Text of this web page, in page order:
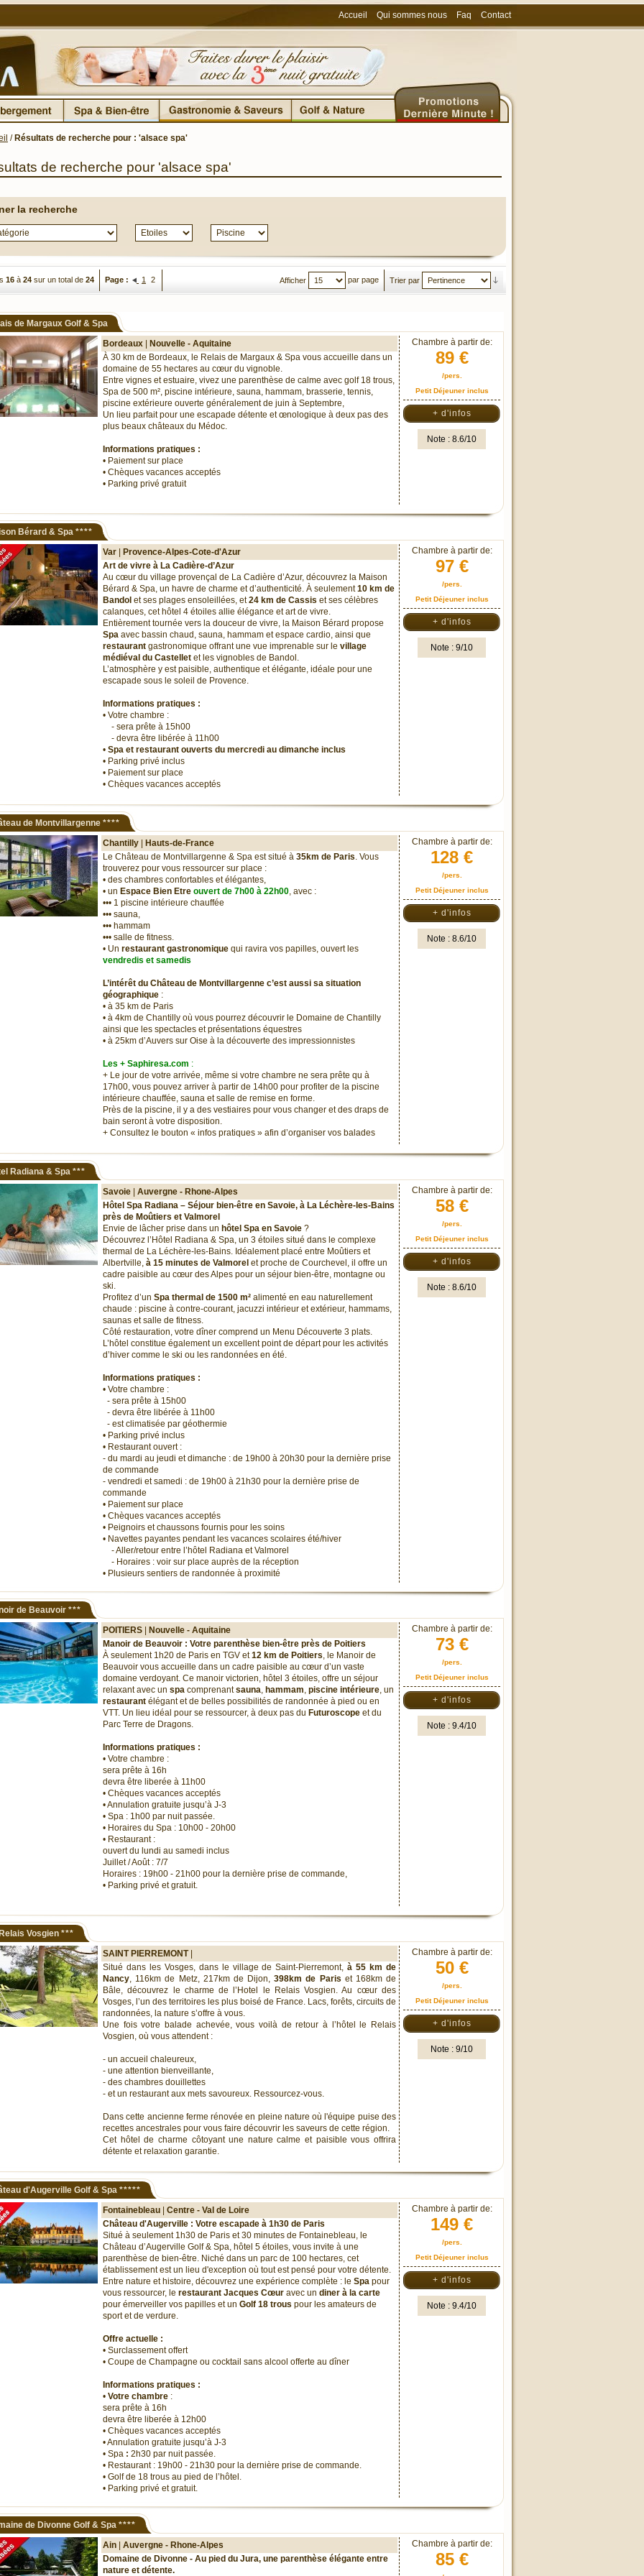
Accueil Qui sommes nous Faq Contact
/ Résultats de recherche pour : 'alsace spa'
de recherche pour 'alsace spa'
la recherche
16 à 24 sur un total de 24 Page : 1 2 Trier par
Afficher par page
de Margaux Golf & Spa
Bordeaux
Nouvelle - Aquitaine
À 30 km de Bordeaux, le Relais de Margaux & Spa vous accueille dans un
domaine de 55 hectares au cœur du vignoble.
Entre vignes et estuaire, vivez une parenthèse de calme avec golf 18 trous,
Spa de 500 m², piscine intérieure, sauna, hammam, brasserie, tennis,
piscine extérieure ouverte généralement de juin à Septembre,
Un lieu parfait pour une escapade détente et œnologique à deux pas des
plus beaux châteaux du Médoc.
Informations pratiques :
• Paiement sur place
• Chèques vacances acceptés
• Parking privé gratuit
Chambre à partir de:
89 €
/pers.
Petit Déjeuner inclus
+ d'infos
Note : 8.6/10
Bérard & Spa ****
Var
Provence-Alpes-Cote-d'Azur
Art de vivre à La Cadière-d’Azur
Au cœur du village provençal de La Cadière d’Azur, découvrez la Maison
Bérard & Spa, un havre de charme et d’authenticité. À seulement10 km de
Bandol et ses plages ensoleillées, et24 km de Cassis et ses célèbres
calanques, cet hôtel 4 étoiles allie élégance et art de vivre.
Entièrement tournée vers la douceur de vivre, la Maison Bérard propose
Spa avec bassin chaud, sauna, hammam et espace cardio, ainsi que
restaurant gastronomique offrant une vue imprenable sur le village
médiéval du Castellet et les vignobles de Bandol.
L’atmosphère y est paisible, authentique et élégante, idéale pour une
escapade sous le soleil de Provence.
Informations pratiques :
• Votre chambre :
- sera prête à 15h00
- devra être libérée à 11h00
• Spa et restaurant ouverts du mercredi au dimanche inclus
• Parking privé inclus
• Paiement sur place
• Chèques vacances acceptés
Chambre à partir de:
97 €
/pers.
Petit Déjeuner inclus
+ d'infos
Note : 9/10
de Montvillargenne ****
Chantilly
Hauts-de-France
Le Château de Montvillargenne & Spa est situé à 35km de Paris. Vous
trouverez pour vous ressourcer sur place :
• des chambres confortables et élégantes,
• un Espace Bien Etre ouvert de 7h00 à 22h00, avec :
••• 1 piscine intérieure chauffée
••• sauna,
••• hammam
••• salle de fitness.
• Un restaurant gastronomique qui ravira vos papilles, ouvert les
vendredis et samedis
L’intérêt du Château de Montvillargenne c’est aussi sa situation
géographique :
• à 35 km de Paris
• à 4km de Chantilly où vous pourrez découvrir le Domaine de Chantilly
ainsi que les spectacles et présentations équestres
• à 25km d’Auvers sur Oise à la découverte des impressionnistes
Les + Saphiresa.com :
+ Le jour de votre arrivée, même si votre chambre ne sera prête qu à
17h00, vous pouvez arriver à partir de 14h00 pour profiter de la piscine
intérieure chauffée, sauna et salle de remise en forme.
Près de la piscine, il y a des vestiaires pour vous changer et des draps de
bain seront à votre disposition.
+ Consultez le bouton « infos pratiques » afin d’organiser vos balades
Chambre à partir de:
128 €
/pers.
Petit Déjeuner inclus
+ d'infos
Note : 8.6/10
Radiana & Spa ***
Savoie
Auvergne - Rhone-Alpes
Hôtel Spa Radiana – Séjour bien-être en Savoie, à La Léchère-les-Bains
près de Moûtiers et Valmorel
Envie de lâcher prise dans un hôtel Spa en Savoie ?
Découvrez l’Hôtel Radiana & Spa, un 3 étoiles situé dans le complexe
thermal de La Léchère-les-Bains. Idéalement placé entre Moûtiers et
Albertville, à 15 minutes de Valmorel et proche de Courchevel, il offre un
cadre paisible au cœur des Alpes pour un séjour bien-être, montagne ou
ski.
Profitez d’un Spa thermal de 1500 m² alimenté en eau naturellement
chaude : piscine à contre-courant, jacuzzi intérieur et extérieur, hammams,
saunas et salle de fitness.
Côté restauration, votre dîner comprend un Menu Découverte 3 plats.
L’hôtel constitue également un excellent point de départ pour les activités
d’hiver comme le ski ou les randonnées en été.
Informations pratiques :
• Votre chambre :
- sera prête à 15h00
- devra être libérée à 11h00
- est climatisée par géothermie
• Parking privé inclus
• Restaurant ouvert :
- du mardi au jeudi et dimanche : de 19h00 à 20h30 pour la dernière prise
de commande
- vendredi et samedi : de 19h00 à 21h30 pour la dernière prise de
commande
• Paiement sur place
• Chèques vacances acceptés
• Peignoirs et chaussons fournis pour les soins
• Navettes payantes pendant les vacances scolaires été/hiver
- Aller/retour entre l’hôtel Radiana et Valmorel
- Horaires : voir sur place auprès de la réception
• Plusieurs sentiers de randonnée à proximité
Chambre à partir de:
58 €
/pers.
Petit Déjeuner inclus
+ d'infos
Note : 8.6/10
de Beauvoir ***
POITIERS
Nouvelle - Aquitaine
Manoir de Beauvoir : Votre parenthèse bien-être près de Poitiers
À seulement 1h20 de Paris en TGV et12 km de Poitiers, le Manoir de
Beauvoir vous accueille dans un cadre paisible au cœur d’un vaste
domaine verdoyant. Ce manoir victorien, hôtel 3 étoiles, offre un séjour
relaxant avec un spa comprenantsauna, hammam, piscine intérieure, un
restaurant élégant et de belles possibilités de randonnée à pied ou en
VTT. Un lieu idéal pour se ressourcer, à deux pas du Futuroscope et du
Parc Terre de Dragons.
Informations pratiques :
• Votre chambre :
sera prête à 16h
devra être liberée à 11h00
• Chèques vacances acceptés
• Annulation gratuite jusqu’à J-3
• Spa : 1h00 par nuit passée.
• Horaires du Spa : 10h00 - 20h00
• Restaurant :
ouvert du lundi au samedi inclus
Juillet / Août : 7/7
Horaires : 19h00 - 21h00 pour la dernière prise de commande,
• Parking privé et gratuit.
Chambre à partir de:
73 €
/pers.
Petit Déjeuner inclus
+ d'infos
Note : 9.4/10
Vosgien ***
SAINT PIERREMONT|
Situé dans les Vosges, dans le village de Saint-Pierremont,à 55 km de
Nancy, 116km de Metz, 217km de Dijon,398km de Paris et 168km de
Bâle, découvrez le charme de l’Hotel le Relais Vosgien. Au cœur des
Vosges, l’un des territoires les plus boisé de France. Lacs, forêts, circuits de
randonnées, la nature s’offre à vous.
Une fois votre balade achevée, vous voilà de retour à l’hôtel le Relais
Vosgien, où vous attendent :
- un accueil chaleureux,
- une attention bienveillante,
- des chambres douillettes
- et un restaurant aux mets savoureux. Ressourcez-vous.
Dans cette ancienne ferme rénovée en pleine nature où l'équipe puise des
recettes ancestrales pour vous faire découvrir les saveurs de cette région.
Cet hôtel de charme côtoyant une nature calme et paisible vous offrira
détente et relaxation garantie.
Chambre à partir de:
50 €
/pers.
Petit Déjeuner inclus
+ d'infos
Note : 9/10
d'Augerville Golf & Spa *****
Fontainebleau
Centre - Val de Loire
Château d'Augerville : Votre escapade à 1h30 de Paris
Situé à seulement 1h30 de Paris et 30 minutes de Fontainebleau, le
Château d’Augerville Golf & Spa, hôtel 5 étoiles, vous invite à une
parenthèse de bien-être. Niché dans un parc de 100 hectares, cet
établissement est un lieu d'exception où tout est pensé pour votre détente.
Entre nature et histoire, découvrez une expérience complète : le Spa pour
vous ressourcer, le restaurant Jacques Cœur avec un diner à la carte
pour émerveiller vos papilles et un Golf 18 trous pour les amateurs de
sport et de verdure.
Offre actuelle :
• Surclassement offert
• Coupe de Champagne ou cocktail sans alcool offerte au dîner
Informations pratiques :
• Votre chambre :
sera prête à 16h
devra être liberée à 12h00
• Chèques vacances acceptés
• Annulation gratuite jusqu’à J-3
• Spa : 2h30 par nuit passée.
• Restaurant : 19h00 - 21h30 pour la dernière prise de commande.
• Golf de 18 trous au pied de l’hôtel.
• Parking privé et gratuit.
Chambre à partir de:
149 €
/pers.
Petit Déjeuner inclus
+ d'infos
Note : 9.4/10
de Divonne Golf & Spa ****
Ain
Auvergne - Rhone-Alpes
Domaine de Divonne - Au pied du Jura, une parenthèse élégante entre
nature et détente.
Chambre à partir de:
85 €